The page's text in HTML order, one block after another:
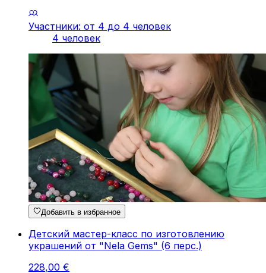
Участники: от 4 до 4 человек
4 человек
Добавить в избранное
Детский мастер-класс по изготовлению
украшений от "Nela Gems" (6 перс.)
228,00 €